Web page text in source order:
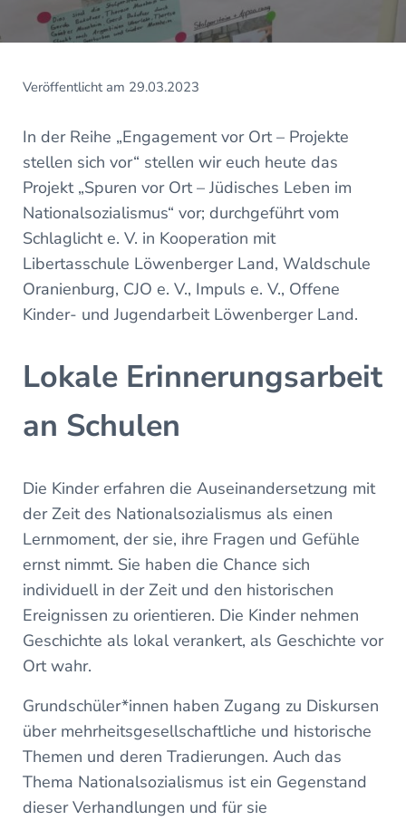
Veröffentlicht am 29.03.2023
In der Reihe „Engagement vor Ort – Projekte
stellen sich vor“ stellen wir euch heute das
Projekt „Spuren vor Ort – Jüdisches Leben im
Nationalsozialismus“ vor; durchgeführt vom
Schlaglicht e. V. in Kooperation mit
Libertasschule Löwenberger Land, Waldschule
Oranienburg, CJO e. V., Impuls e. V., Offene
Kinder- und Jugendarbeit Löwenberger Land.
Lokale Erinnerungsarbeit
an Schulen
Die Kinder erfahren die Auseinandersetzung mit
der Zeit des Nationalsozialismus als einen
Lernmoment, der sie, ihre Fragen und Gefühle
ernst nimmt. Sie haben die Chance sich
individuell in der Zeit und den historischen
Ereignissen zu orientieren. Die Kinder nehmen
Geschichte als lokal verankert, als Geschichte vor
Ort wahr.
Grundschüler*innen haben Zugang zu Diskursen
über mehrheitsgesellschaftliche und historische
Themen und deren Tradierungen. Auch das
Thema Nationalsozialismus ist ein Gegenstand
dieser Verhandlungen und für sie